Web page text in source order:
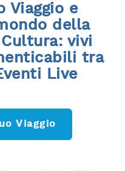
Viaggio e
della
vivi
tra
Live
Viaggio